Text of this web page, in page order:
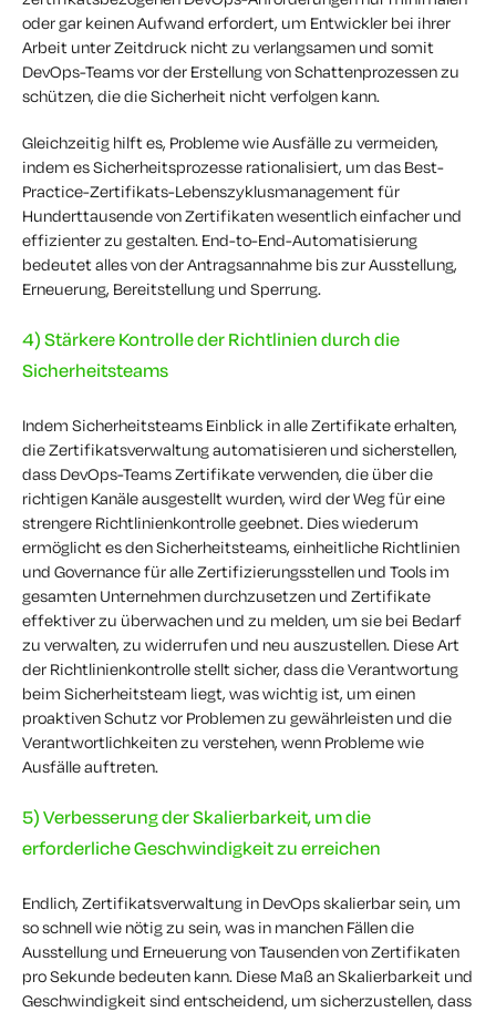
oder gar keinen Aufwand erfordert, um Entwickler bei ihrer
Arbeit unter Zeitdruck nicht zu verlangsamen und somit
DevOps-Teams vor der Erstellung von Schattenprozessen zu
schützen, die die Sicherheit nicht verfolgen kann.
Gleichzeitig hilft es, Probleme wie Ausfälle zu vermeiden,
indem es Sicherheitsprozesse rationalisiert, um das Best-
Practice-Zertifikats-Lebenszyklusmanagement für
Hunderttausende von Zertifikaten wesentlich einfacher und
effizienter zu gestalten. End-to-End-Automatisierung
bedeutet alles von der Antragsannahme bis zur Ausstellung,
Erneuerung, Bereitstellung und Sperrung.
4) Stärkere Kontrolle der Richtlinien durch die
Sicherheitsteams
Indem Sicherheitsteams Einblick in alle Zertifikate erhalten,
die Zertifikatsverwaltung automatisieren und sicherstellen,
dass DevOps-Teams Zertifikate verwenden, die über die
richtigen Kanäle ausgestellt wurden, wird der Weg für eine
strengere Richtlinienkontrolle geebnet. Dies wiederum
ermöglicht es den Sicherheitsteams, einheitliche Richtlinien
und Governance für alle Zertifizierungsstellen und Tools im
gesamten Unternehmen durchzusetzen und Zertifikate
effektiver zu überwachen und zu melden, um sie bei Bedarf
zu verwalten, zu widerrufen und neu auszustellen. Diese Art
der Richtlinienkontrolle stellt sicher, dass die Verantwortung
beim Sicherheitsteam liegt, was wichtig ist, um einen
proaktiven Schutz vor Problemen zu gewährleisten und die
Verantwortlichkeiten zu verstehen, wenn Probleme wie
Ausfälle auftreten.
5) Verbesserung der Skalierbarkeit, um die
erforderliche Geschwindigkeit zu erreichen
Endlich, Zertifikatsverwaltung in DevOpsskalierbar sein, um
so schnell wie nötig zu sein, was in manchen Fällen die
Ausstellung und Erneuerung von Tausenden von Zertifikaten
pro Sekunde bedeuten kann. Diese Maß anSkalierbarkeit und
Geschwindigkeit sind entscheidend, um sicherzustellen, dass